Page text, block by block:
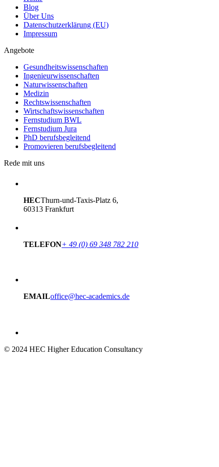
Blog
Über Uns
Datenschutzerklärung (EU)
Impressum
Angebote
Gesundheitswissenschaften
Ingenieurwissenschaften
Naturwissenschaften
Medizin
Rechtswissenschaften
Wirtschaftswissenschaften
Fernstudium BWL
Fernstudium Jura
PhD berufsbegleitend
Promovieren berufsbegleitend
Rede mit uns
HECThurn-und-Taxis-Platz 6,
60313 Frankfurt
TELEFON+ 49 (0) 69 348 782 210
EMAILoffice@hec-academics.de
© 2024 HEC Higher Education Consultancy